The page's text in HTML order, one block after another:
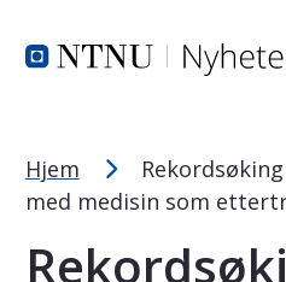
PC: Press ned CTRL og
Hjem
med medisin som